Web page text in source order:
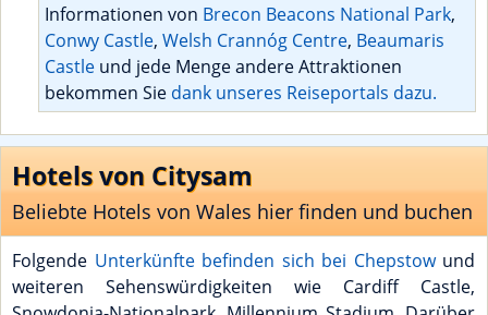
Informationen von Brecon Beacons National Park,
Conwy Castle, Welsh Crannóg Centre, Beaumaris
Castle und jede Menge andere Attraktionen
bekommen Sie dank unseres Reiseportals dazu.
Hotels von Citysam
Beliebte Hotels von Wales hier finden und buchen
Folgende Unterkünfte befinden sich bei Chepstowund
weiteren Sehenswürdigkeiten wie Cardiff Castle,